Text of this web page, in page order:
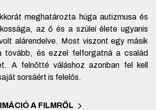
meghatározta húga autizmusa és
az ő és a szülei élete ugyanis
alárendelve. Most viszont egy másik
tovább, és ezzel felforgatná a család
A felnőtté váláshoz azonban fel kell
sorsáért is felelős.
A FILMRŐL